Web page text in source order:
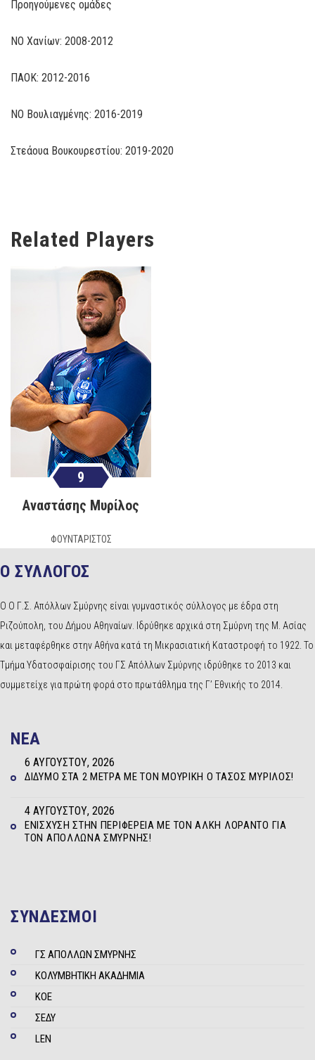
Προηγούμενες ομάδες
ΝΟ Χανίων: 2008-2012
ΠΑΟΚ: 2012-2016
ΝΟ Βουλιαγμένης: 2016-2019
Στεάουα Βουκουρεστίου: 2019-2020
Related Players
9
Αναστάσης Μυρίλος
ΦΟΥΝΤΑΡΙΣΤΟΣ
Ο ΣΥΛΛΟΓΟΣ
Ο Ο Γ.Σ. Απόλλων Σμύρνης είναι γυμναστικός σύλλογος με έδρα στη
Ριζούπολη, του Δήμου Αθηναίων. Ιδρύθηκε αρχικά στη Σμύρνη της Μ. Ασίας
και μεταφέρθηκε στην Αθήνα κατά τη Μικρασιατική Καταστροφή το 1922. Το
Τμήμα Υδατοσφαίρισης του ΓΣ Απόλλων Σμύρνης ιδρύθηκε το 2013 και
συμμετείχε για πρώτη φορά στο πρωτάθλημα της Γ’ Εθνικής το 2014.
NEA
ΔΊΔΥΜΟ ΣΤΑ 2 ΜΈΤΡΑ ΜΕ ΤΟΝ ΜΟΥΡΊΚΗ Ο ΤΆΣΟΣ ΜΥΡΊΛΟΣ!
6 ΑΥΓΟΎΣΤΟΥ, 2026
ΕΝΊΣΧΥΣΗ ΣΤΗΝ ΠΕΡΙΦΈΡΕΙΑ ΜΕ ΤΟΝ ΆΛΚΗ ΛΟΡΆΝΤΟ ΓΙΑ
ΤΟΝ ΑΠΌΛΛΩΝΑ ΣΜΎΡΝΗΣ!
4 ΑΥΓΟΎΣΤΟΥ, 2026
ΣΥΝΔΕΣΜΟΙ
ΓΣ ΑΠΟΛΛΩΝ ΣΜΥΡΝΗΣ
ΚΟΛΥΜΒΗΤΙΚΗ ΑΚΑΔΗΜΙΑ
ΚΟΕ
ΣΕΔΥ
LEN